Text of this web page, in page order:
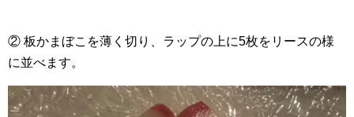
② 板かまぼこを薄く切り、ラップの上に5枚をリースの様
に並べます。